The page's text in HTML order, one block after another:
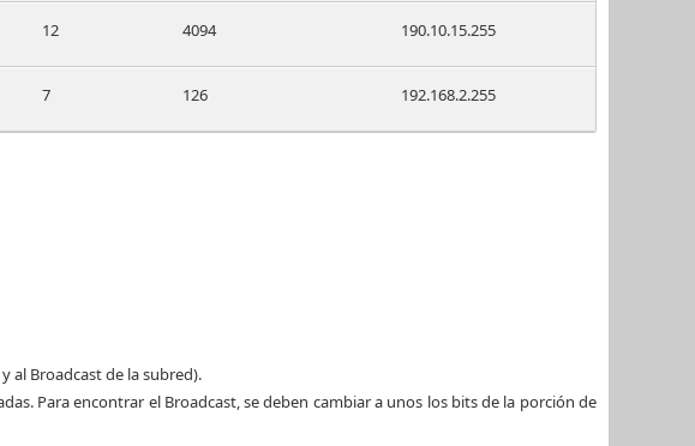
12 4094 190.10.15.255
7 126 192.168.2.255
al Broadcast de la subred).
Para encontrar el Broadcast, se deben cambiar a unos los bits de la porción de